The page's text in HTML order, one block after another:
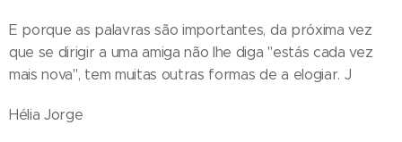
E porque as palavras são importantes, da próxima vez
que se dirigir a uma amiga não lhe diga "estás cada vez
mais nova", tem muitas outras formas de a elogiar. J
Hélia Jorge